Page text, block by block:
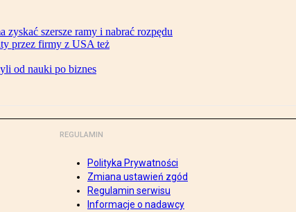
szersze ramy i nabrać rozpędu
przez firmy z USA też
od nauki po biznes
REGULAMIN
Polityka Prywatności
Zmiana ustawień zgód
Regulamin serwisu
Informacje o nadawcy